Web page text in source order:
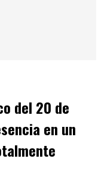
del 20 de
en un